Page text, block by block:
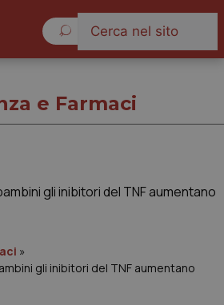
e Farmaci
»
gli inibitori del TNF aumentano